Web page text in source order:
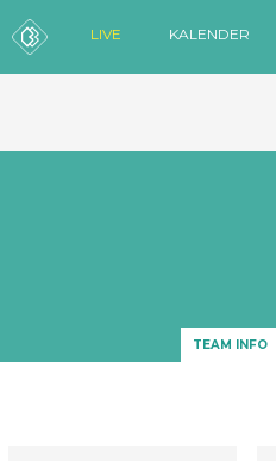
LIVE KALENDER
TEAM INFO